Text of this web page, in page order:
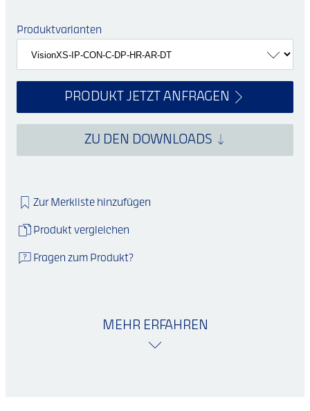
Produktvarianten
PRODUKT JETZT ANFRAGEN
ZU DEN DOWNLOADS
Zur Merkliste hinzufügen
Produkt vergleichen
Fragen zum Produkt?
MEHR ERFAHREN